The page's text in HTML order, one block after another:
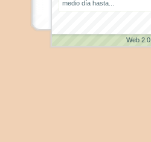
medio día hasta...
Web 2.0